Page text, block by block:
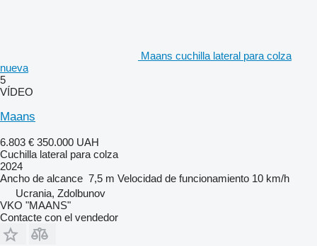
Maans cuchilla lateral para colza
nueva
5
VÍDEO
Maans
6.803 € 350.000 UAH
Cuchilla lateral para colza
2024
Ancho de alcance 7,5 m Velocidad de funcionamiento 10 km/h
Ucrania, Zdolbunov
VKO "MAANS"
Contacte con el vendedor